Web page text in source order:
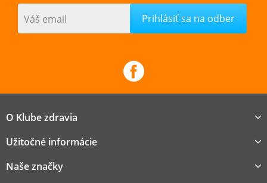
Váš email
O Klube zdravia
Užitočné informácie
Naše značky